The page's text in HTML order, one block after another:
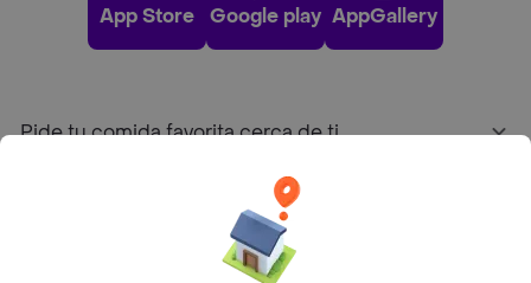
App Store Google play AppGallery
Pide tu comida favorita cerca de ti